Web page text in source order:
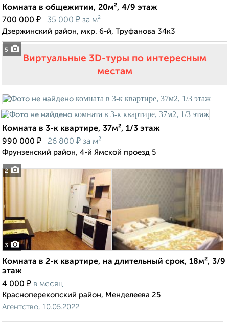
5
Комната в общежитии, 20м², 4/9 этаж
700 000 ₽ 35 000 ₽ за м²
Дзержинский район, мкр. 6-й, Труфанова 34к3
Виртуальные 3D-туры по интересным
местам
2
Комната в 3-к квартире, 37м², 1/3 этаж
990 000 ₽ 26 800 ₽ за м²
Фрунзенский район, 4-й Ямской проезд 5
3
Комната в 2-к квартире, на длительный срок, 18м², 3/9
этаж
4 000 ₽ в месяц
Красноперекопский район, Менделеева 25
Агентство, 10.05.2022